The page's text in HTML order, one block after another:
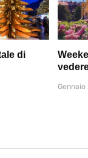
di
Gennaio